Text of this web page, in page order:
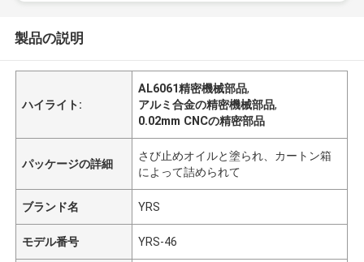
製品の説明
ハイライト:
AL6061精密機械部品,
アルミ合金の精密機械部品,
0.02mm CNCの精密部品
パッケージの詳細
さび止めオイルと塗られ、カートン箱
によって詰められて
ブランド名 YRS
モデル番号 YRS-46